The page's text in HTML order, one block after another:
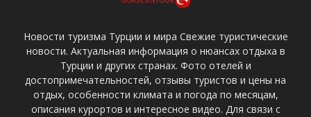
Новости туризма Турции и мира Свежие туристические
новости. Актуальная информация о нюансах отдыха в
Турции и других странах. Фото отелей и
достопримечательностей, отзывы туристов и цены на
отдых, особенности климата и погода по месяцам,
описания курортов и интересное видео. Для связи с